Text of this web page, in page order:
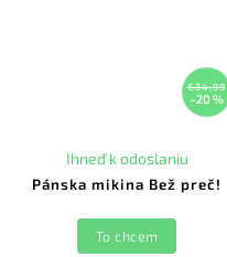
€34,99
–20 %
Pánska mikina Bež preč!
Ihneď k odoslaniu
To chcem